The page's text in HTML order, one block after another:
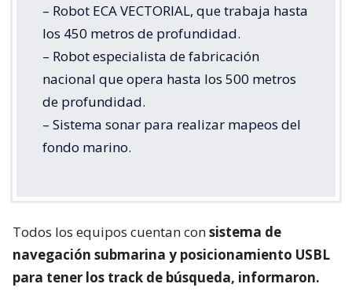
– Robot ECA VECTORIAL, que trabaja hasta
los 450 metros de profundidad.
– Robot especialista de fabricación
nacional que opera hasta los 500 metros
de profundidad.
– Sistema sonar para realizar mapeos del
fondo marino.
Todos los equipos cuentan consistema de
navegación submarina y posicionamiento USBL
para tener los track de búsqueda, informaron.